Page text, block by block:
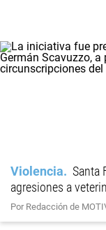
Violencia
Santa
agresiones a
Por Redacción de